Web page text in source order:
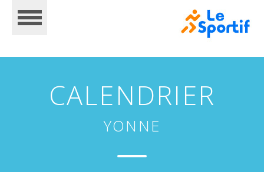
CALENDRIER
YONNE